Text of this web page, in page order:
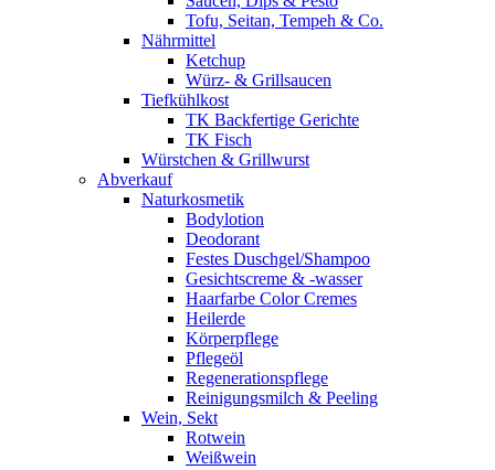
Tofu, Seitan, Tempeh & Co.
Nährmittel
Ketchup
Würz- & Grillsaucen
Tiefkühlkost
TK Backfertige Gerichte
TK Fisch
Würstchen & Grillwurst
Abverkauf
Naturkosmetik
Bodylotion
Deodorant
Festes Duschgel/Shampoo
Gesichtscreme & -wasser
Haarfarbe Color Cremes
Heilerde
Körperpflege
Pflegeöl
Regenerationspflege
Reinigungsmilch & Peeling
Wein, Sekt
Rotwein
Weißwein